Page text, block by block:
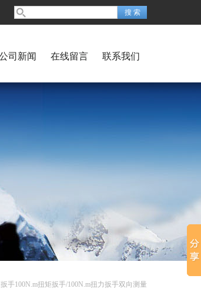
司新闻 在线留言 联系我们
手100N.m扭矩扳手/100N.m扭力扳手双向测量